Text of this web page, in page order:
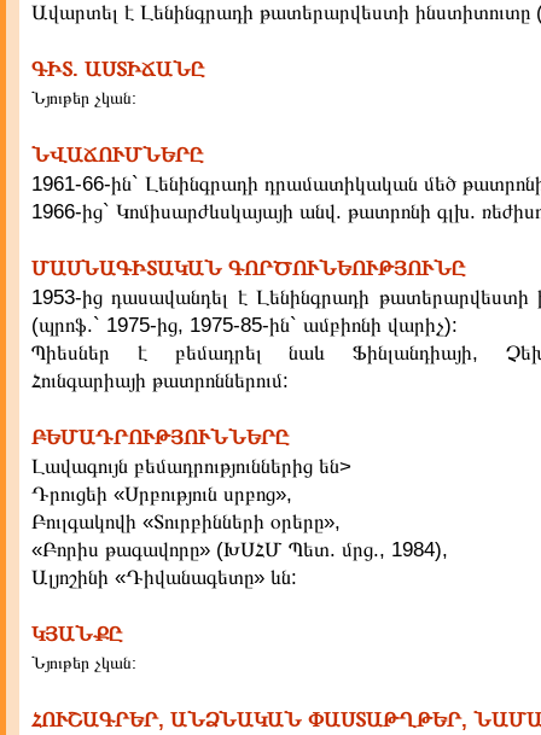
Ավարտել է Լենինգրադի թատերարվեստի ինստիտուտը
ԳԻՏ. ԱՍՏԻՃԱՆԸ
Նյութեր չկան:
ՆՎԱՃՈՒՄՆԵՐԸ
1961-66-ին` Լենինգրադի դրամատիկական մեծ
1966-ից` Կոմիսարժևսկայայի անվ. թատրոնի գլխ.
ՄԱՍՆԱԳԻՏԱԿԱՆ ԳՈՐԾՈՒՆԵՈՒԹՅՈՒՆԸ
1953-ից դասավանդել է Լենինգրադի թատերարվեստի
(պրոֆ.` 1975-ից, 1975-85-ին` ամբիոնի վարիչ):
Պիեսներ է բեմադրել նաև Ֆինլանդիայի,
Հունգարիայի թատրոններում:
ԲԵՄԱԴՐՈՒԹՅՈՒՆՆԵՐԸ
Լավագույն բեմադրություններից են>
Դրուցեի «Սրբություն սրբոց»,
Բուլգակովի «Տուրբինների օրերը»,
«Բորիս թագավորը» (ԽՍՀՄ Պետ. մրց., 1984),
Ալյոշինի «Դիվանագետը» ևն:
ԿՅԱՆՔԸ
Նյութեր չկան:
ՀՈՒՇԱԳՐԵՐ, ԱՆՁՆԱԿԱՆ ՓԱՍՏԱԹՂԹԵՐ,